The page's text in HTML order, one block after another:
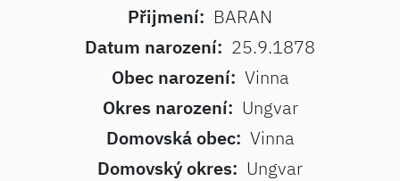
Přijmení: BARAN
Datum narození: 25.9.1878
Obec narození: Vinna
Okres narození: Ungvar
Domovská obec: Vinna
Domovský okres: Ungvar